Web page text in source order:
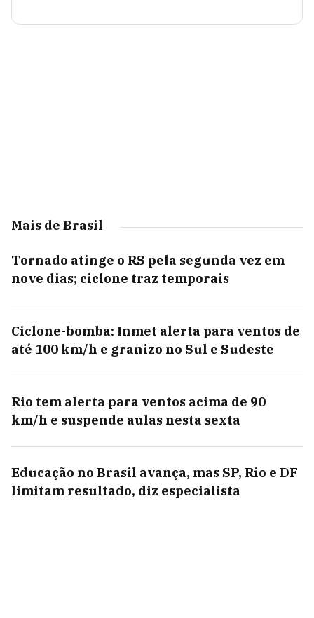
Mais de Brasil
Tornado atinge o RS pela segunda vez em
nove dias; ciclone traz temporais
Ciclone-bomba: Inmet alerta para ventos de
até 100 km/h e granizo no Sul e Sudeste
Rio tem alerta para ventos acima de 90
km/h e suspende aulas nesta sexta
Educação no Brasil avança, mas SP, Rio e DF
limitam resultado, diz especialista